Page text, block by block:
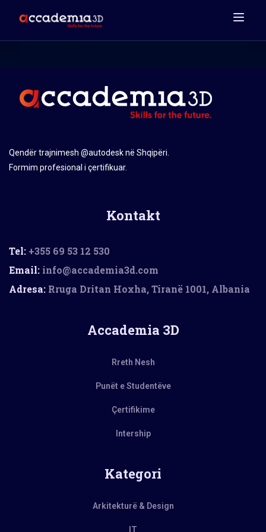
Qendër trajnimesh @autodesk në Shqipëri.
Formim profesional i çertifikuar.
Kontakt
Tel: +355 69 53 12 530
Email: info@accademia3d.com
Adresa: Rruga Dritan Hoxha, Tiranë 1001, Albania
Accademia 3D
Rreth Nesh
Punët e Studentëve
Çertifikime
Intership
Kategori
Arkitekturë & Design
IT